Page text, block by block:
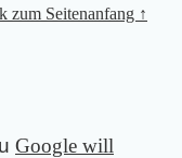
zum Seitenanfang ↑
Google will